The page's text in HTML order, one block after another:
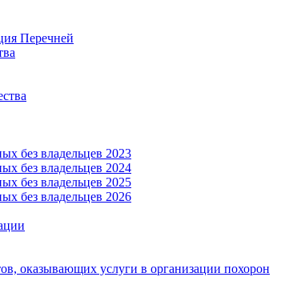
Перечней
без владельцев 2023
без владельцев 2024
без владельцев 2025
без владельцев 2026
оказывающих услуги в организации похорон